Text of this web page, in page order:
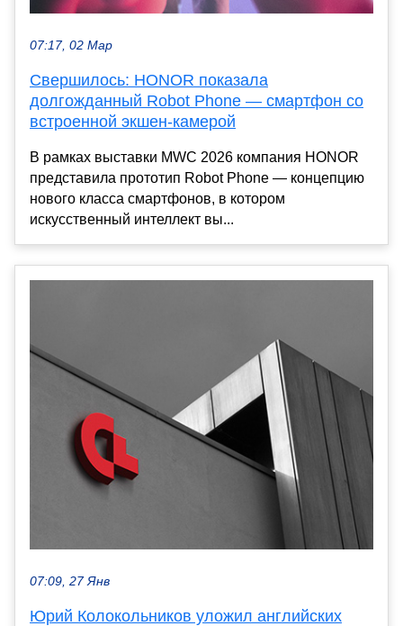
07:17, 02 Мар
Свершилось: HONOR показала
долгожданный Robot Phone — смартфон со
встроенной экшен-камерой
В рамках выставки MWC 2026 компания HONOR
представила прототип Robot Phone — концепцию
нового класса смартфонов, в котором
искусственный интеллект вы...
07:09, 27 Янв
Юрий Колокольников уложил английских